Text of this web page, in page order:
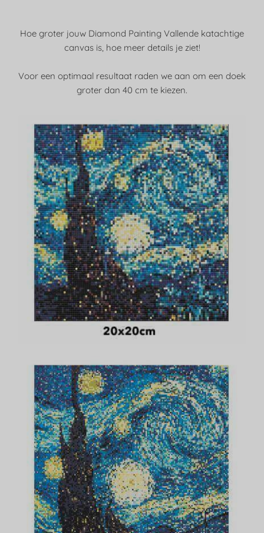
Hoe groter jouw Diamond Painting Vallende katachtige
canvas is, hoe meer details je ziet!
Voor een optimaal resultaat raden we aan om een doek
groter dan 40 cm te kiezen.